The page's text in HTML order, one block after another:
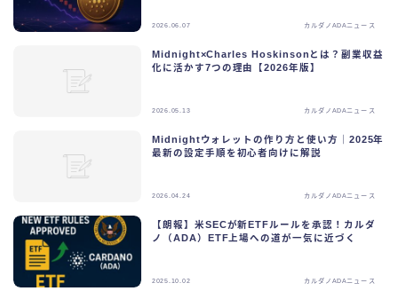
2026.06.07 カルダノADAニュース
Midnight×Charles Hoskinsonとは？副業収益
化に活かす7つの理由【2026年版】
2026.05.13 カルダノADAニュース
Midnightウォレットの作り方と使い方｜2025年
最新の設定手順を初心者向けに解説
2026.04.24 カルダノADAニュース
【朗報】米SECが新ETFルールを承認！カルダ
ノ（ADA）ETF上場への道が一気に近づく
2025.10.02 カルダノADAニュース